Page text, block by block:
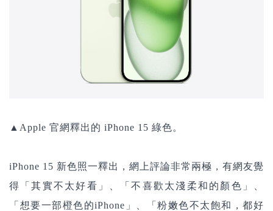
▲Apple 官網釋出的 iPhone 15 綠色。
iPhone 15 新色照一釋出，網上評論非常兩極，有網友覺
得「其實不太好看」、「不喜歡太淺柔和的顏色」、
「想要一部橙色的iPhone」、「粉嫩色不太飽和，都好